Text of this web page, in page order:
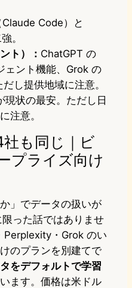
Code）と
。
ト）： ChatGPT の
ェント機能、Grok の
し提供地域に注意。
現状の最安。ただし日
注意。
社も同じ｜ビ
プライズ向け
」でデータの扱いが
った話ではありませ
Perplexity・Grok のい
のプランを別建てで
をデフォルトで学習
ます。価格は米ドル